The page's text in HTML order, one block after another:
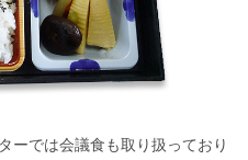
ーでは会議食も取り扱っており